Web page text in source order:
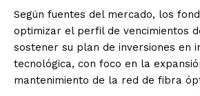
Según fuentes del mercado, los
optimizar el perfil de vencimientos
sostener su plan de inversiones en
tecnológica, con foco en la
mantenimiento de la red de fibra